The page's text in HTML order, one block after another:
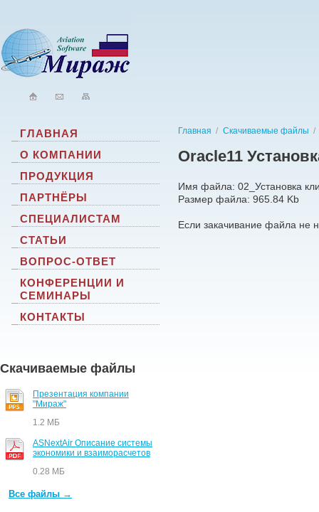
Главная / Скачиваемые файлы /
Oracle11
Имя файла: 02_Установка
Размер файла: 965.84 Kb
Если закачивание файла не
ГЛАВНАЯ
О КОМПАНИИ
ПРОДУКЦИЯ
ПАРТНЁРЫ
СПЕЦИАЛИСТАМ
СТАТЬИ
ВОПРОС-ОТВЕТ
КОНФЕРЕНЦИИ И
СЕМИНАРЫ
КОНТАКТЫ
Скачиваемые файлы
Презентация компании
"Мираж"
1.2 МБ
ASNextAir Описание системы
экономики и взаиморасчетов
0.28 МБ
Все файлы →